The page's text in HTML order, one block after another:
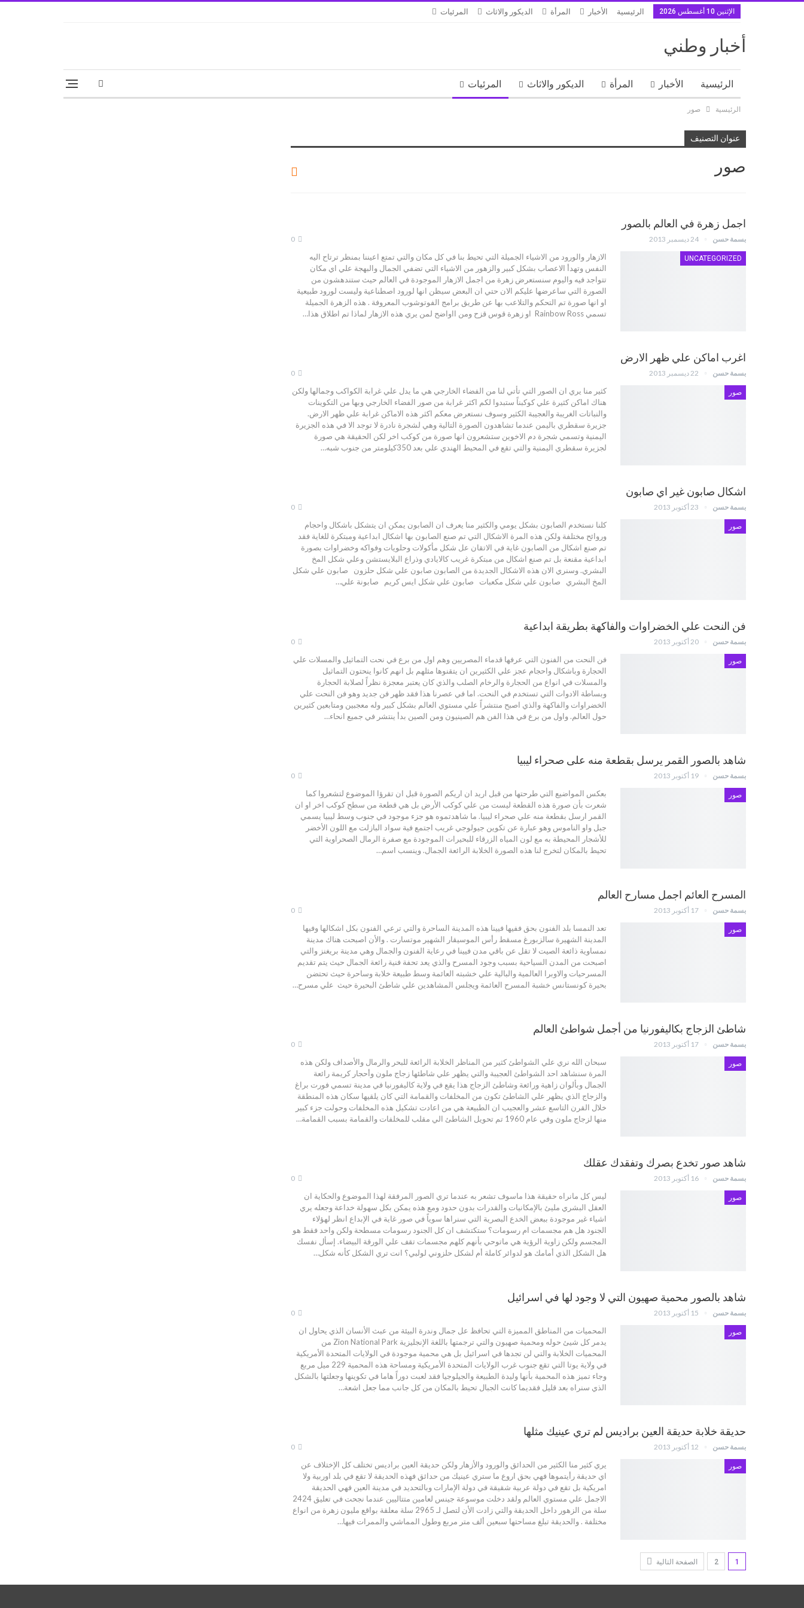
الإثنين 10 أغسطس 2026 الرئيسية الأخبار المرأة الديكور والاثاث المرئيات
أخبار وطني
الرئيسية الأخبار المرأة الديكور والاثاث المرئيات
الرئيسية صور
عنوان التصنيف
صور
اجمل زهرة في العالم بالصور
بسمة حسن 24 ديسمبر 2013
UNCATEGORIZED
الازهار والورود من الاشياء الجميلة التي تحيط بنا في كل مكان والتي تمتع اعيننا بمنظر ترتاح اليه
النفس وتهدأ الاعصاب بشكل كبير والزهور من الاشياء التي تضفي الجمال والبهجة علي اي مكان
تتواجد فيه واليوم سنستعرض زهرة من اجمل الازهار الموجودة في العالم حيث ستندهشون من
الصورة التي ساعرضها عليكم الان حتي ان البعض سيظن انها لورود اصطناعية وليست لورود طبيعية
او انها صورة تم التحكم والتلاعب بها عن طريق برامج الفوتوشوب المعروفة . هذه الزهرة الجميلة
تسمي Rainbow Ross او زهرة قوس قزح ومن ااواضح لمن يري هذه الازهار لماذا تم اطلاق هذا…
اغرب اماكن علي ظهر الارض
بسمة حسن 22 ديسمبر 2013
صور
كثير منا يري ان الصور التي تأتي لنا من الفضاء الخارجي هي ما يدل علي غرابة الكواكب وجمالها ولكن
هناك اماكن كثيرة علي كوكبناً ستبدوا لكم اكثر غرابة من صور الفضاء الخارجي وبها من التكوينات
والنباتات الغريبة والعجيبة الكثير وسوف نستعرض معكم اكثر هذه الاماكن غرابة علي ظهر الارض.
جزيرة سقطري باليمن عندما تشاهدون الصورة التالية وهي لشجرة نادرة لا توجد الا في هذه الجزيرة
اليمنية وتسمي شجرة دم الاخوين ستشعرون انها صورة من كوكب اخر لكن الحقيقة هي صورة
لجزيرة سقطري اليمنية والتي تقع في المحيط الهندي علي بعد 350كيلومتر من جنوب شبه…
اشكال صابون غير اي صابون
بسمة حسن 23 أكتوبر 2013
صور
كلنا نستخدم الصابون بشكل يومي والكثير منا يعرف ان الصابون يمكن ان يتشكل باشكال واحجام
وروائح مختلفة ولكن هذه المرة الاشكال التي تم صنع الصابون بها اشكال ابداعية ومبتكرة للغاية فقد
تم صنع اشكال من الصابون غاية في الاتقان عل شكل مأكولات وحلويات وفواكه وخضراوات بصورة
ابداعية مقنعة بل تم صنع اشكال من مبتكرة غريب كالايادي وذراع البلايستشن وعلي شكل المخ
البشري. وسنري الان هذه الاشكال الجديدة من الصابون صابون علي شكل حلزون صابون علي شكل
المخ البشري صابون علي شكل مكعبات صابون علي شكل ايس كريم صابونة علي…
فن النحت علي الخضراوات والفاكهة بطريقة ابداعية
بسمة حسن 20 أكتوبر 2013
صور
فن النحت من الفنون التي عرفها قدماء المصريين وهم اول من برع في نحت التماثيل والمسلات علي
الحجارة وباشكال واحجام عجز علي الكثيرين ان يتقنوها مثلهم بل انهم كانوا ينحتون التماثيل
والمسلات في انواع من الحجارة والرخام الصلب والذي كان يعتبر معجزة نظراً لصلابة الحجارة
وبساطة الادوات التي تستخدم في النحت. اما في عصرنا هذا فقد ظهر فن جديد وهو فن النحت علي
الخضراوات والفاكهة والذي اصبح منتشراً علي مستوي العالم بشكل كبير وله معجبين ومتابعين كثيرين
حول العالم. واول من برع في هذا الفن هم الصينيون ومن الصين بدأ ينتشر في جميع انحاء…
شاهد بالصور القمر يرسل بقطعة منه على صحراء ليبيا
بسمة حسن 19 أكتوبر 2013
صور
بعكس المواضيع التي طرحتها من قبل اريد ان اريكم الصورة قبل ان تقرؤا الموضوع لتشعروا كما
شعرت بأن صورة هذه القطعة ليست من علي كوكب الأرض بل هي قطعة من سطح كوكب اخر او ان
القمر ارسل بقطعة منه علي صحراء ليبيا. ما شاهدتموه هو جزء موجود في جنوب وسط ليبيا يسمي
جبل واو الناموس وهو عبارة عن تكوين جيولوجي غريب اجتمع فية سواد البازلت مع اللون الأخضر
للأشجار المحيطة به مع لون المياه الزرقاء للبحيرات الموجودة مع صفرة الرمال الصحراوية التي
تحيط بالمكان لتخرج لنا هذه الصورة الخلابة الرائعة الجمال. وينسب اسم…
المسرح العائم اجمل مسارح العالم
بسمة حسن 17 أكتوبر 2013
صور
تعد النمسا بلد الفنون بحق ففيها فيينا هذه المدينة الساحرة والتي ترعي الفنون بكل اشكالها وفيها
المدينة الشهيرة سالزبورغ مسقط رأس الموسيقار الشهير موتسارت . والأن اصبحت هناك مدينة
نمساوية ذائعة الصيت لا تقل عن باقي مدن فيينا في رعاية الفنون والجمال وهي مدينة بريغنز والتي
اصبحت من المدن السياحية بسبب وجود المسرح والذي يعد تحفة فنية رائعة الجمال حيث يتم تقديم
المسرحيات والاوبرا العالمية والبالية علي خشبته العائمة وسط طبيعة خلابة وساحرة حيث تحتضن
بحيرة كونستانس خشبة المسرح العائمة ويجلس المشاهدين علي شاطئ البحيرة حيث علي مسرح…
شاطئ الزجاج بكاليفورنيا من أجمل شواطئ العالم
بسمة حسن 17 أكتوبر 2013
صور
سبحان الله نري علي الشواطئ كثير من المناظر الخلابة الرائعة للبحر والرمال والأصداف ولكن هذه
المرة سنشاهد احد الشواطئ العجيبة والتي يظهر علي شاطئها زجاج ملون وأحجار كريمة رائعة
الجمال وبألوان زاهية ورائعة وشاطئ الزجاج هذا يقع في ولاية كاليفورنيا في مدينة تسمي فورت براغ
والزجاج الذي يظهر علي الشاطئ تكون من المخلفات والقمامة التي كان يلقيها سكان هذه المنطقة
خلال القرن التاسع عشر والعجيب ان الطبيعة هي من اعادت تشكيل هذه المخلفات وحولت جزء كبير
منها لزجاج ملون وفي عام 1960 تم تحويل الشاطئ الي مقلب للمخلفات والقمامة بسبب القمامة…
شاهد صور تخدع بصرك وتفقدك عقلك
بسمة حسن 16 أكتوبر 2013
صور
ليس كل مانراه حقيقة هذا ماسوف تشعر به عندما تري الصور المرفقة لهذا الموضوع والحكاية ان
العقل البشري مليئ بالإمكانيات والقدرات بدون حدود ومع هذه يمكن بكل سهولة خداعة وجعله يري
اشياء غير موجودة ببعض الخدع البصرية التي سنراها سوياً في صور غاية في الإبداع انظر لهؤلاء
الجنود هل هم مجسمات ام رسومات؟ ستكتشف ان كل الجنود رسومات مسطحة ولكن واحد فقط هو
المجسم ولكن زاوية الرؤية هي ماتوحي بأنهم كلهم مجسمات تقف علي الورقة البيضاء. إسأل نفسك
هل الشكل الذي أمامك هو لدوائر كاملة أم لشكل حلزوني لولبي؟ انت تري الشكل كأنه شكل…
شاهد بالصور محمية صهيون التي لا وجود لها في اسرائيل
بسمة حسن 15 أكتوبر 2013
صور
المحميات من المناطق المميزة التي تحافظ عل جمال وندرة البيئة من عبث الأنسان الذي يحاول ان
يدمر كل شيئ حوله ومحمية صهيون والتي ترجمتها باللغة الإنجليزية Zion National Park من
المحميات الخلابة والتي لن تجدها في اسرائيل بل هي محمية موجودة في الولايات المتحدة الأمريكية
في ولاية يوتا التي تقع جنوب غرب الولايات المتحدة الأمريكية ومساحة هذه المحمية 229 ميل مربع
وجاء تميز هذه المحمية بأنها وليدة الطبيعة والجيلوجيا فقد لعبت دوراً هاما في تكوينها وجعلتها بالشكل
الذي سنراه بعد قليل فقديما كانت الجبال تحيط بالمكان من كل جانب مما جعل اشعة…
حديقة خلابة حديقة العين براديس لم تري عينيك مثلها
بسمة حسن 12 أكتوبر 2013
صور
يري كثير منا الكثير من الحدائق والورود والأزهار ولكن حديقة العين براديس تختلف كل الإختلاف عن
اي حديقة رأيتموها فهي بحق اروع ما ستري عينيك من حدائق فهذه الحديقة لا تقع في بلد اوربية ولا
امريكية بل تقع في دولة عربية شقيقة في دولة الإمارات وبالتحديد في مدينة العين فهي الحديقة
الاجمل علي مستوي العالم ولقد دخلت موسوعة جينس لعامين متتاليين عندما نجحت في تعليق 2424
سلة من الزهور داخل الحديقة والتي زادت الأن لتصل لـ 2965 سلة معلقة بواقع مليون زهرة من انواع
مختلفة . والحديقة تبلغ مساحتها سبعين ألف متر مربع وطول المماشي والممرات فيها…
1
2 الصفحة التالية